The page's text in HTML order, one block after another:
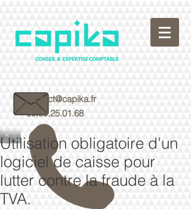
contact@capika.fr
05.59.25.01.68
Utilisation obligatoire d'un
logiciel de caisse pour
lutter contre la fraude à la
TVA.